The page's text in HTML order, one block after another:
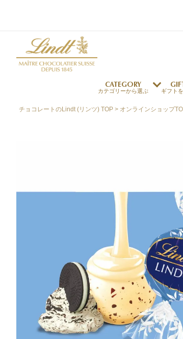
CATEGORY
カテゴリーから選ぶ
リンドール
関連商品一覧
ショコラスイーツ
(焼き菓子)
リンツ・シン
ギフト
のし対応商品
サマーチョコレ
リンツのご褒美サブス
店舗からのお知
チョコレートのLindt (リンツ) TOP オンラインショップ